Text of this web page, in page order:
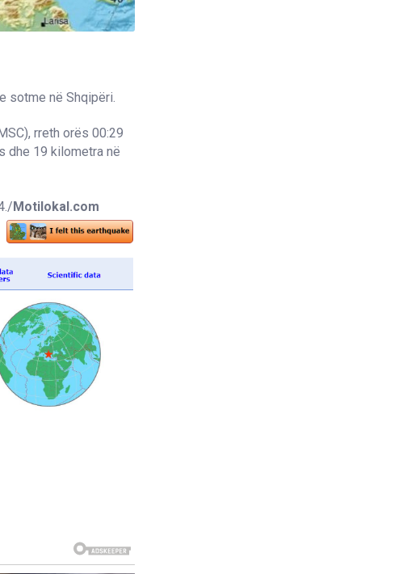
sotme në Shqipëri.
rreth orës 00:29
dhe 19 kilometra në
Motilokal.com